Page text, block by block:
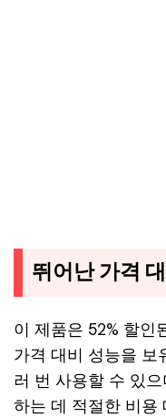
뛰어난 가격
이 제품은 52% 할인
가격 대비 성능을 보
러 번 사용할 수 있
하는 데 적절한 비용